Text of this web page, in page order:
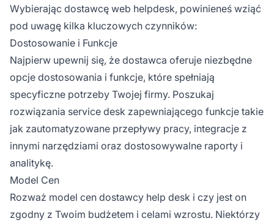
Wybierając dostawcę web helpdesk, powinieneś wziąć
pod uwagę kilka kluczowych czynników:
Dostosowanie i Funkcje
Najpierw upewnij się, że dostawca oferuje niezbędne
opcje dostosowania i funkcje, które spełniają
specyficzne potrzeby Twojej firmy. Poszukaj
rozwiązania service desk zapewniającego funkcje takie
jak zautomatyzowane przepływy pracy, integracje z
innymi narzędziami oraz dostosowywalne raporty i
analitykę.
Model Cen
Rozważ model cen dostawcy help desk i czy jest on
zgodny z Twoim budżetem i celami wzrostu. Niektórzy